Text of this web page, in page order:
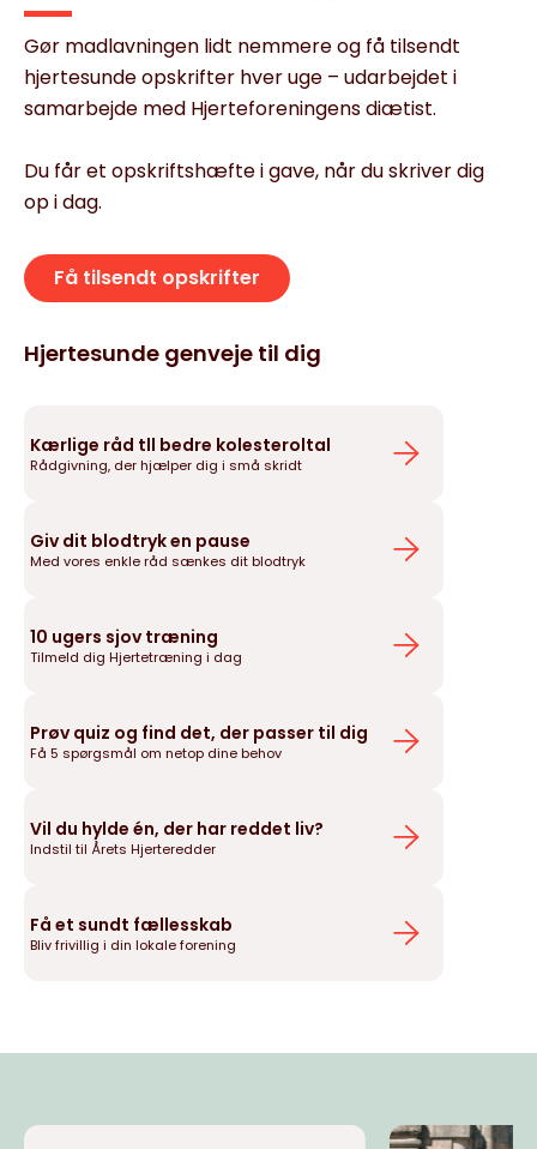
Gør madlavningen lidt nemmere og få tilsendt
hjertesunde opskrifter hver uge – udarbejdet i
samarbejde med Hjerteforeningens diætist.
Du får et opskriftshæfte i gave, når du skriver dig
op i dag.
Få tilsendt opskrifter
Hjertesunde genveje til dig
Kærlige råd tll bedre kolesteroltal
Rådgivning, der hjælper dig i små skridt
Giv dit blodtryk en pause
Med vores enkle råd sænkes dit blodtryk
10 ugers sjov træning
Tilmeld dig Hjertetræning i dag
Prøv quiz og find det, der passer til dig
Få 5 spørgsmål om netop dine behov
Vil du hylde én, der har reddet liv?
Indstil til Årets Hjerteredder
Få et sundt fællesskab
Bliv frivillig i din lokale forening